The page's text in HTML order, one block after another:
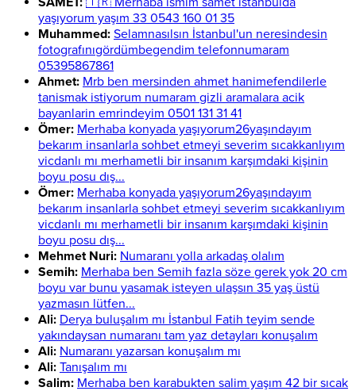
yaşıyorum yaşım 33 0543 160 01 35
Muhammed: Selamnasılsın İstanbul'un neresindesin
fotografınıgördümbegendim telefonnumaram
05395867861
Ahmet: Mrb ben mersinden ahmet hanimefendilerle
tanismak istiyorum numaram gizli aramalara acik
bayanlarin emrindeyim 0501 131 31 41
Ömer: Merhaba konyada yaşıyorum26yaşındayım
bekarım insanlarla sohbet etmeyi severim sıcakkanlıyım
vicdanlı mı merhametli bir insanım karşımdaki kişinin
boyu posu dış...
Ömer: Merhaba konyada yaşıyorum26yaşındayım
bekarım insanlarla sohbet etmeyi severim sıcakkanlıyım
vicdanlı mı merhametli bir insanım karşımdaki kişinin
boyu posu dış...
Mehmet Nuri: Numaranı yolla arkadaş olalım
Semih: Merhaba ben Semih fazla söze gerek yok 20 cm
boyu var bunu yasamak isteyen ulaşsın 35 yaş üstü
yazmasın lütfen...
Ali: Derya buluşalım mı İstanbul Fatih teyim sende
yakındaysan numaranı tam yaz detayları konuşalım
Ali: Numaranı yazarsan konuşalım mı
Ali: Tanışalım mı
Salim: Merhaba ben karabukten salim yaşım 42 bir sıcak